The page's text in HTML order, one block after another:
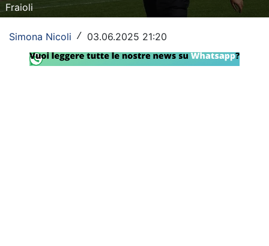
Formula 1
Tennis
Vela
Fraioli
Simona Nicoli / 03.06.2025 21:20